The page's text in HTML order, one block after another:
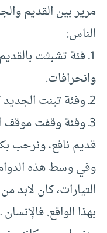
مرير بين القديم
الناس:
1ـ فئة تشبثت
وانحرافات.
2ـ وفئة تبنت الجديد كله، بما فيه من نقائص وسيئات.
3ـ وفئة وقفت
قديم نافع، ونرحب
وفي وسط هذه
التيارات، كان لابد
بهذا الواقع.